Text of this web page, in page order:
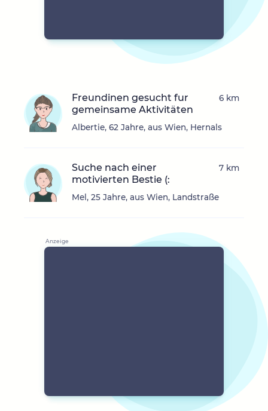
Freundinen gesucht fur
gemeinsame Aktivitäten
Albertie, 62 Jahre, aus Wien, Hernals
6 km
Suche nach einer
motivierten Bestie (:
Mel, 25 Jahre, aus Wien, Landstraße
7 km